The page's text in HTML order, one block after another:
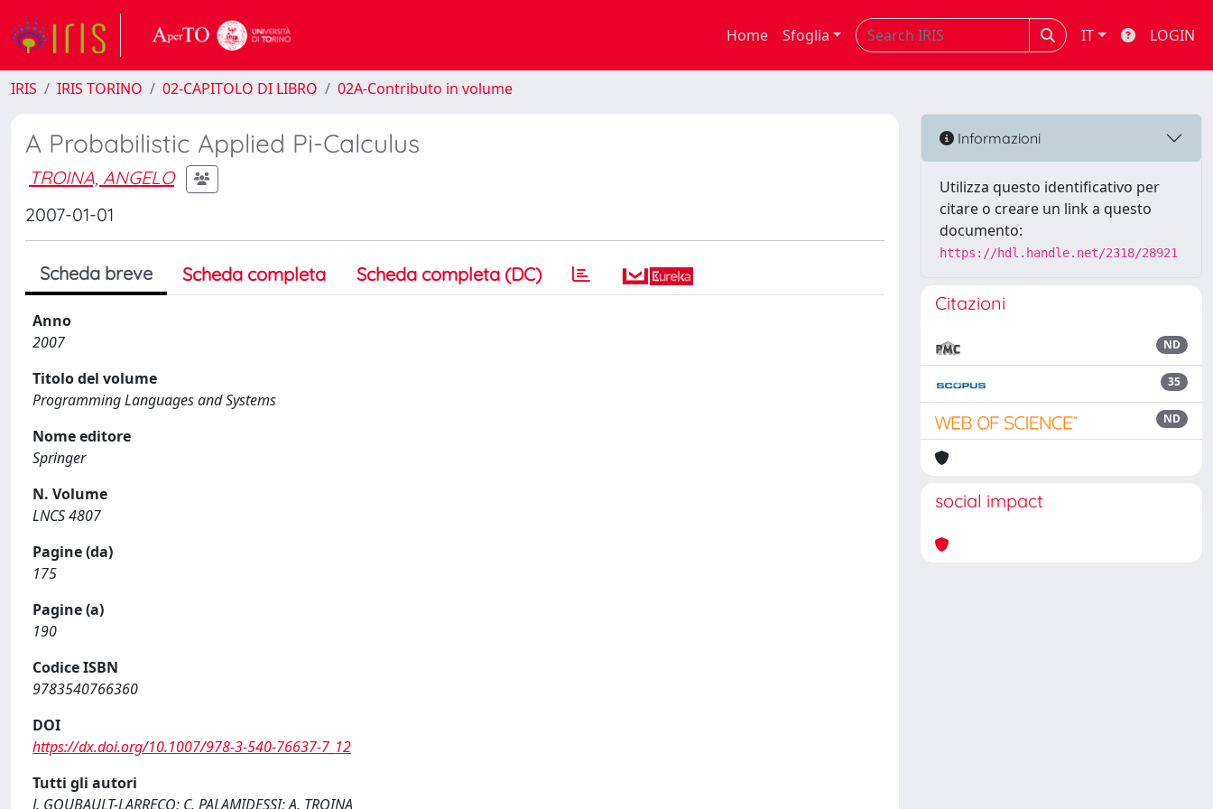
Home Sfoglia IT LOGIN
IRIS IRIS TORINO 02-CAPITOLO DI LIBRO 02A-Contributo in volume
A Probabilistic Applied Pi-Calculus
TROINA, ANGELO
2007-01-01
Scheda breve Scheda completa Scheda completa (DC)
Anno
2007
Titolo del volume
Programming Languages and Systems
Nome editore
Springer
N. Volume
LNCS 4807
Pagine (da)
175
Pagine (a)
190
Codice ISBN
9783540766360
DOI
https://dx.doi.org/10.1007/978-3-540-76637-7_12
Tutti gli autori
J. GOUBAULT-LARRECQ; C. PALAMIDESSI; A. TROINA
Informazioni
Utilizza questo identificativo per
citare o creare un link a questo
documento:
https://hdl.handle.net/2318/28921
Citazioni
ND
35
ND
social impact